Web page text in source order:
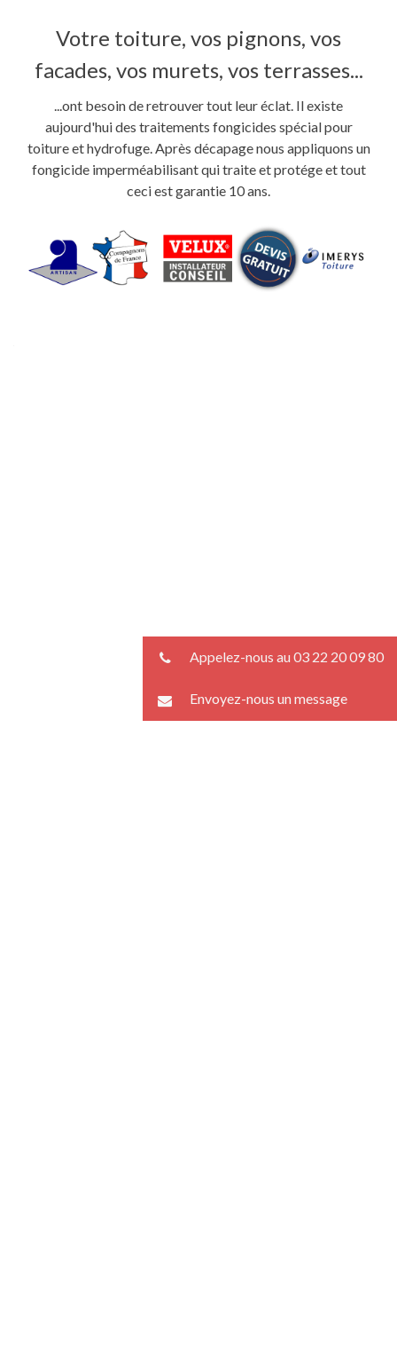
Votre toiture, vos pignons, vos
facades, vos murets, vos terrasses...
...ont besoin de retrouver tout leur éclat. Il existe
aujourd'hui des traitements fongicides spécial pour
toiture et hydrofuge. Après décapage nous appliquons un
fongicide imperméabilisant qui traite et protége et tout
ceci est garantie 10 ans.
Appelez-nous au 03 22 20 09 80
Envoyez-nous un message